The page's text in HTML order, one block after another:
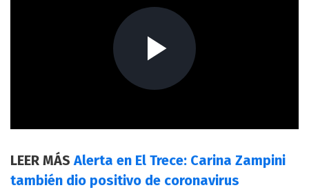
LEER MÁS Alerta en El Trece: Carina Zampini
también dio positivo de coronavirus